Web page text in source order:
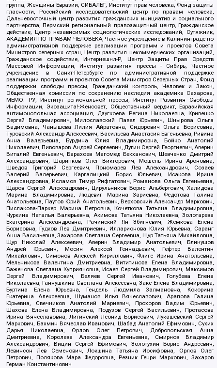
группа, Женщины Евразии, СИБАЛЬТ, Институт прав человека, Фонд защиты
гласности, Российский исследовательский центр по правам человека,
Дальневосточный центр развития гражданских инициатив и социального
партнерства, Пермский региональный правозащитный центр, Гражданское
действие, Центр независимых социологических исследований, Сутяжник,
АКАДЕМИЯ ПО ПРАВАМ ЧЕЛОВЕКА, Частное учреждение в Калининграде по
административной поддержке реализации программ и проектов Совета
Министров северных стран, Центр развития некоммерческих организаций,
Гражданское содействие, Интернешнл-Р, Центр Защиты Прав Средств
Массовой Информации, Институт развития прессы - Сибирь, Частное
учреждение в Санкт-Петербурге по административной поддержке
реализации программ и проектов Совета Министров Северных Стран, Фонд
поддержки свободы прессы, Гражданский контроль, Человек и Закон,
Общественная комиссия по сохранению наследия академика Сахарова,
МЕМО. РУ, Институт региональной прессы, Институт Развития Свободы
Информации, Экозащита!-Женсовет, Общественный вердикт, Евразийская
антимонопольная ассоциация, Дзугкоева Регина Николаевна, Кривенко
Сергей Владимирович, Милославский Павел Юрьевич, Шнырова Ольга
Вадимовна, Чанышева Лилия Айратовна, Сидорович Ольга Борисовна,
Туровский Александр Алексеевич, Васильева Анастасия Евгеньевна, Ривина
Анна Валерьевна, Бурдина Юлия Владимировна, Бойко Анатолий
Николаевич, Пивоваров Андрей Сергеевич, Дугин Сергей Георгиевич, Аверин
Виталий Евгеньевич, Барахоев Магомед Бекханович, Шевченко Дмитрий
Александрович, Шарипков Олег Викторович, Мошель Ирина Ароновна,
Шведов Григорий Сергеевич, Пономарев Лев Александрович, Созаев
Валерий Валерьевич, Каргалицкий Борис Юльевич, Исакова Ирина
Александровна, Исламов Тимур Рифгатович, Романова Ольга Евгеньевна,
Щаров Сергей Алексадрович, Цирульников Борис Альбертович, Халидова
Марина Владимировна, Людевиг Марина Зариевна, Федотова Галина
Анатольевна, Паутов Юрий Анатольевич, Верховский Александр Маркович,
Пислакова-Паркер Марина Петровна, Кочеткова Татьяна Владимировна,
Чуркина Наталья Валерьевна, Акимова Татьяна Николаевна, Золотарева
Екатерина Александровна, Рачинский Ян Збигневич, Жемкова Елена
Борисовна, Гудков Лев Дмитриевич, Илларионова Юлия Юрьевна, Саранг
Анна Васильевна, Захарова Светлана Сергеевна, Щур Татьяна Михайловна,
Щур Николай Алексеевич, Аверин Владимир Анатольевич, Блинушов
Андрей Юрьевич, Мосин Алексей Геннадьевич, Гефтер Валентин
Михайлович, Симонов Алексей Кириллович, Флиге Ирина Анатольевна,
Мельникова Валентина Дмитриевна, Вититинова Елена Владимировна,
Баженова Светлана Куприяновна, Исаев Сергей Владимирович, Максимов
Сергей Владимирович, Беляев Сергей Иванович, Голубева Елена
Николаевна, Ганнушкина Светлана Алексеевна, Закс Елена Владимировна,
Буртина Елена Юрьевна, Гендель Людмила Залмановна, Кокорина
Екатерина Алексеевна, Шуманов Илья Вячеславович, Арапова Галина
Юрьевна, Свечников Анатолий Мариевич, Прохоров Вадим Юрьевич,
Шахова Елена Владимировна, Подузов Сергей Васильевич, Протасова
Ирина Вячеславовна, Литинский Леонид Борисович, Лукашевский Сергей
Маркович, Бахмин Вячеслав Иванович, Шабад Анатолий Ефимович, Сухих
Дарья Николаевна, Орлов Олег Петрович, Добровольская Анна
Дмитриевна, Королева Александра Евгеньевна, Смирнов Владимир
Александрович, Вицин Сергей Ефимович, Золотухин Борис Андреевич,
Левинсон Лев Семенович, Локшина Татьяна Иосифовна, Орлов Олег
Петрович, Полякова Мара Федоровна, Резник Генри Маркович, Захаров
Герман Константинович